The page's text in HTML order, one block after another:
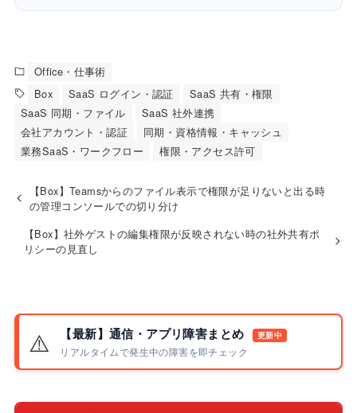
Office・仕事術
Box
SaaS ログイン・認証
SaaS 共有・権限
SaaS 同期・ファイル
SaaS 社外連携
会社アカウント・認証
同期・資格情報・キャッシュ
業務SaaS・ワークフロー
権限・アクセス許可
【Box】Teamsからのファイル表示で権限が足りないと出る時
の管理コンソールでの切り分け
【Box】社外ゲストの編集権限が反映されない時の社外共有ポ
リシーの見直し
⚠️ 【最新】通信・アプリ障害まとめ 更新中
リアルタイムで発生中の障害を即チェック